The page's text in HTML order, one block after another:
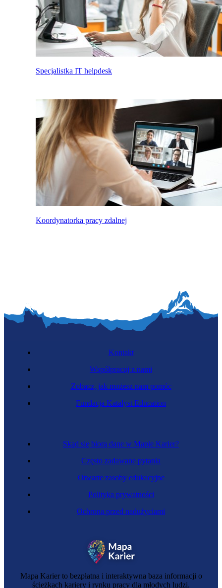
Specjalistka IT helpdesk
Koordynatorka pracy zdalnej
Mapa Karier to bezpłatna i interaktywna baza informacji o
ścieżkach kariery i rynku pracy dla młodych ludzi.
Skąd się biorą dane w Mapie Karier?
Często zadawane pytania
Otwarte zasoby edukacyjne
Polityka prywatności
Ochrona przed nadużyciami
Kontakt
Współpracuj z nami
Zobacz, jak możesz nam pomóc
Fundacja Katalyst Education